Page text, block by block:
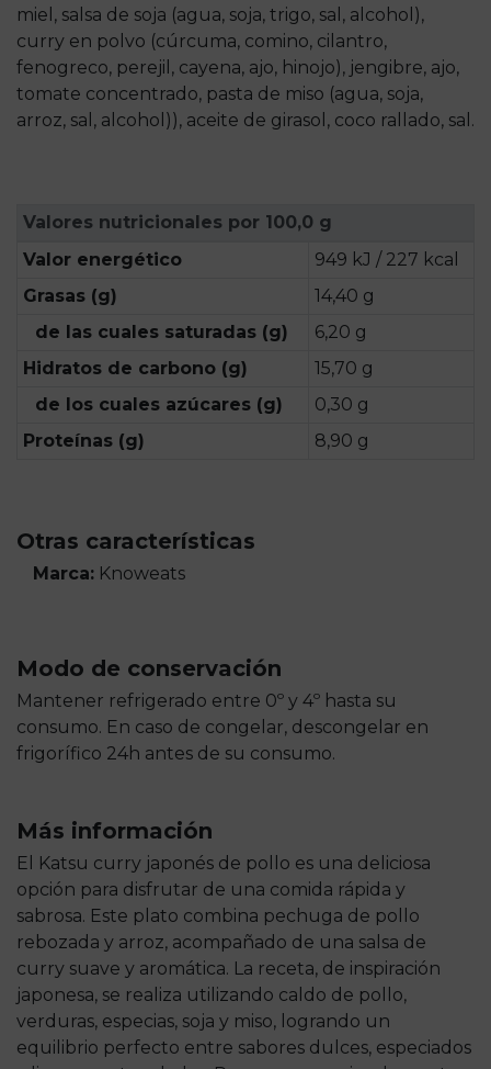
miel, salsa de soja (agua, soja, trigo, sal, alcohol),
curry en polvo (cúrcuma, comino, cilantro,
fenogreco, perejil, cayena, ajo, hinojo), jengibre, ajo,
tomate concentrado, pasta de miso (agua, soja,
arroz, sal, alcohol)), aceite de girasol, coco rallado, sal.
Valores nutricionales por 100,0 g
Valor energético
949 kJ / 227 kcal
Grasas (g)
14,40 g
de las cuales saturadas (g)
6,20 g
Hidratos de carbono (g)
15,70 g
de los cuales azúcares (g)
0,30 g
Proteínas (g)
8,90 g
Otras características
Marca: Knoweats
Modo de conservación
Mantener refrigerado entre 0º y 4º hasta su
consumo. En caso de congelar, descongelar en
frigorífico 24h antes de su consumo.
Más información
El Katsu curry japonés de pollo es una deliciosa
opción para disfrutar de una comida rápida y
sabrosa. Este plato combina pechuga de pollo
rebozada y arroz, acompañado de una salsa de
curry suave y aromática. La receta, de inspiración
japonesa, se realiza utilizando caldo de pollo,
verduras, especias, soja y miso, logrando un
equilibrio perfecto entre sabores dulces, especiados